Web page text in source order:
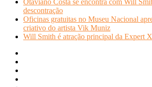
Otaviano Costa se encontra com Will
descontração
Oficinas gratuitas no Museu Nacional
criativo do artista Vik Muniz
Will Smith é atração principal da Expert